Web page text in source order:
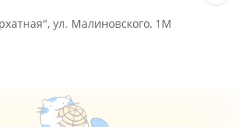
ул. Малиновского, 1М